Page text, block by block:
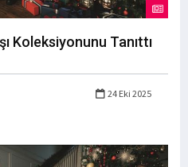
Koleksiyonunu Tanıttı
24 Eki 2025